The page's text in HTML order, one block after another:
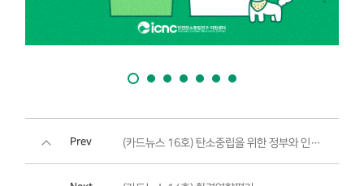
Prev (카드뉴스 16호) 탄소중립을 위한 정부와 인천광역시의 정책